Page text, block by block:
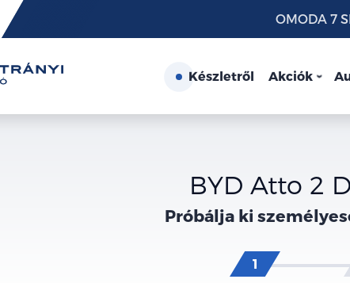
OMODA 7
Készletről Akciók
BYD Atto 2
Próbálja ki